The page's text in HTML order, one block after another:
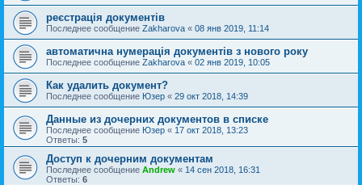
реєстрація документів
Последнее сообщение Zakharova « 08 янв 2019, 11:14
автоматична нумерація документів з нового року
Последнее сообщение Zakharova « 02 янв 2019, 10:05
Как удалить документ?
Последнее сообщение Юзер « 29 окт 2018, 14:39
Данные из дочерних документов в списке
Последнее сообщение Юзер « 17 окт 2018, 13:23
Ответы: 5
Доступ к дочерним документам
Последнее сообщение Andrew « 14 сен 2018, 16:31
Ответы: 6